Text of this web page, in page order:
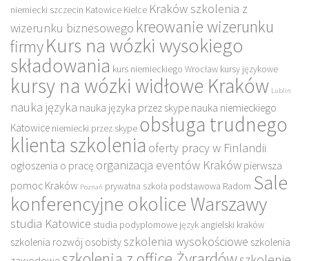
niemiecki szczecin Katowice Kielce Kraków szkolenia z
wizerunku biznesowego kreowanie wizerunku
firmyKurs na wózki wysokiego
składowania kurs niemieckiego Wrocław kursy językowe
kursy na wózki widłowe Kraków Lublin
nauka języka nauka języka przez skype nauka niemieckiego
Katowice niemiecki przez skype obsługa trudnego
klienta szkolenia oferty pracy w Finlandii
ogłoszenia o pracę organizacja eventów Kraków pierwsza
pomoc Kraków Poznań prywatna szkoła podstawowa Radom Sale
konferencyjne okolice Warszawy
studia Katowice studia podyplomowe język angielski kraków
szkolenia rozwój osobisty szkolenia wysokościowe szkolenia